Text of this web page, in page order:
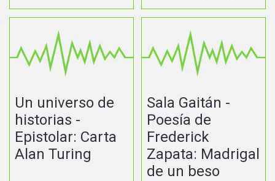
Un universo de
historias -
Epistolar: Carta
Alan Turing
Sala Gaitán -
Poesía de
Frederick
Zapata: Madrigal
de un beso